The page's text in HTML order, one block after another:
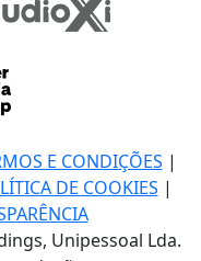
E CONDIÇÕES |
DE COOKIES |
Unipessoal Lda.